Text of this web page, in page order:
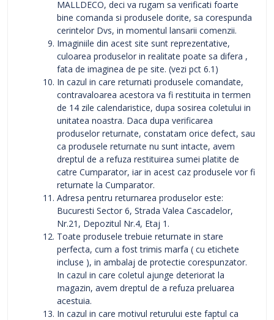
MALLDECO, deci va rugam sa verificati foarte
bine comanda si produsele dorite, sa corespunda
cerintelor Dvs, in momentul lansarii comenzii.
Imaginiile din acest site sunt reprezentative,
culoarea produselor in realitate poate sa difera ,
fata de imaginea de pe site. (vezi pct 6.1)
In cazul in care returnati produsele comandate,
contravaloarea acestora va fi restituita in termen
de 14 zile calendaristice, dupa sosirea coletului in
unitatea noastra. Daca dupa verificarea
produselor returnate, constatam orice defect, sau
ca produsele returnate nu sunt intacte, avem
dreptul de a refuza restituirea sumei platite de
catre Cumparator, iar in acest caz produsele vor fi
returnate la Cumparator.
Adresa pentru returnarea produselor este:
Bucuresti Sector 6, Strada Valea Cascadelor,
Nr.21, Depozitul Nr.4, Etaj 1.
Toate produsele trebuie returnate in stare
perfecta, cum a fost trimis marfa ( cu etichete
incluse ), in ambalaj de protectie corespunzator.
In cazul in care coletul ajunge deteriorat la
magazin, avem dreptul de a refuza preluarea
acestuia.
In cazul in care motivul returului este faptul ca